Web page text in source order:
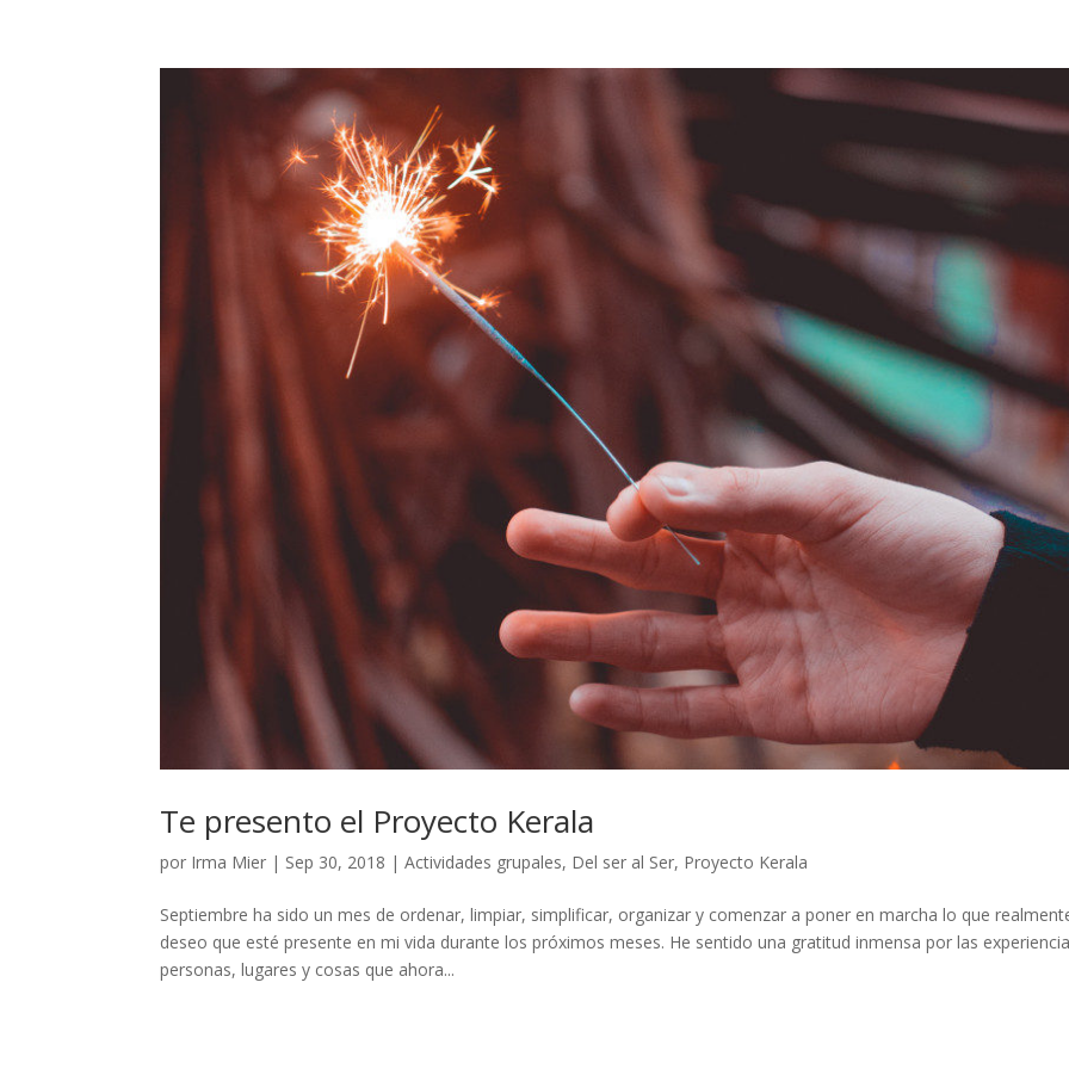
Te presento el Proyecto Kerala
por Irma Mier | Sep 30, 2018 |Actividades grupales, Del ser al Ser, Proyecto Kerala
Septiembre ha sido un mes de ordenar, limpiar, simplificar, organizar y comenzar a poner en marcha lo que
deseo que esté presente en mi vida durante los próximos meses. He sentido una gratitud inmensa por las
personas, lugares y cosas que ahora...